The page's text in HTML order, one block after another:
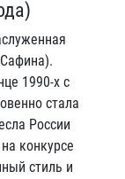
1990-х с
стала
России
конкурсе
стиль и